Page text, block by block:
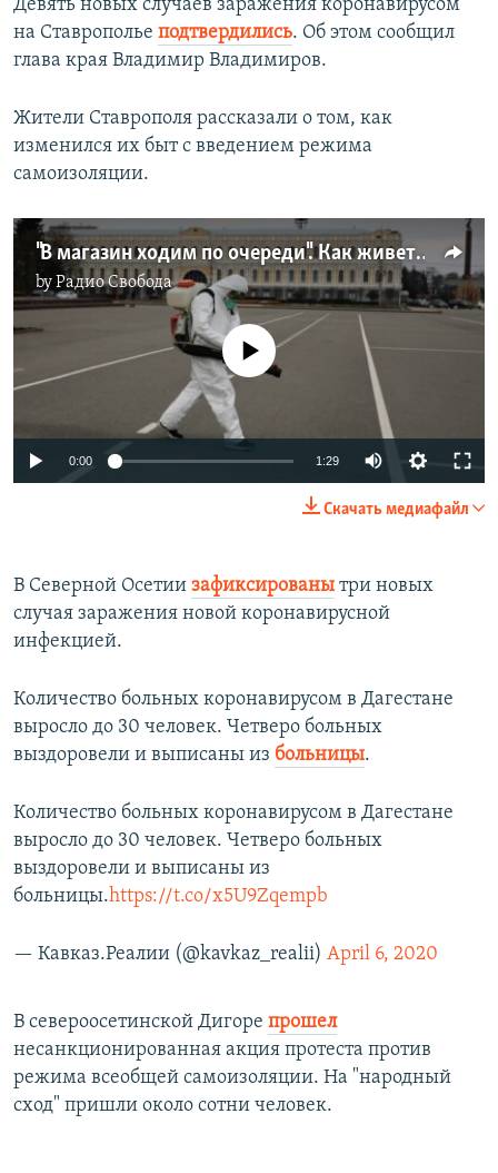
Девять новых случаев заражения коронавирусом
на Ставрополье подтвердились. Об этом сообщил
глава края Владимир Владимиров.
Жители Ставрополя рассказали о том, как
изменился их быт с введением режима
самоизоляции.
"В магазин ходим по очереди". Как живет Ставрополь в самоизоляции
byРадио Свобода
1080p
No media source currently available
0:00 1:29
1080p
Скачать медиафайл
В Северной Осетии зафиксированы три новых
случая заражения новой коронавирусной
инфекцией.
Количество больных коронавирусом в Дагестане
выросло до 30 человек. Четверо больных
выздоровели и выписаны из больницы.
Количество больных коронавирусом в Дагестане
выросло до 30 человек. Четверо больных
выздоровели и выписаны из
больницы.https://t.co/x5U9Zqempb
— Кавказ.Реалии (@kavkaz_realii) April 6, 2020
В североосетинской Дигоре прошел
несанкционированная акция протеста против
режима всеобщей самоизоляции. На "народный
сход" пришли около сотни человек.